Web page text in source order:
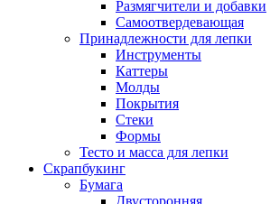
Размягчители и добавки
Самоотвердевающая
Принадлежности для лепки
Инструменты
Каттеры
Молды
Покрытия
Стеки
Формы
Тесто и масса для лепки
Скрапбукинг
Бумага
Двусторонняя